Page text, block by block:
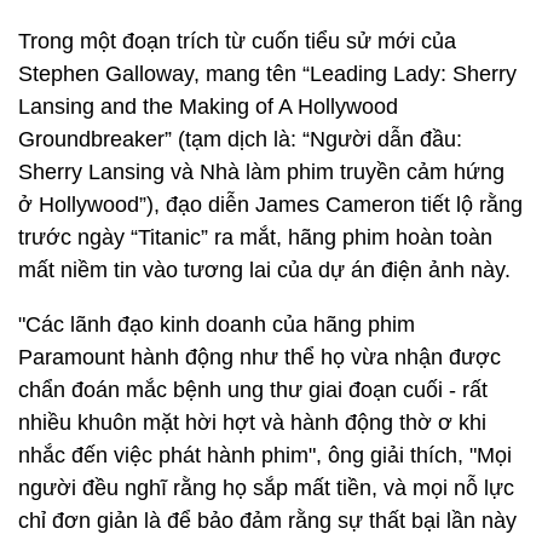
Trong một đoạn trích từ cuốn tiểu sử mới của
Stephen Galloway, mang tên “Leading Lady: Sherry
Lansing and the Making of A Hollywood
Groundbreaker” (tạm dịch là: “Người dẫn đầu:
Sherry Lansing và Nhà làm phim truyền cảm hứng
ở Hollywood”), đạo diễn James Cameron tiết lộ rằng
trước ngày “Titanic” ra mắt, hãng phim hoàn toàn
mất niềm tin vào tương lai của dự án điện ảnh này.
"Các lãnh đạo kinh doanh của hãng phim
Paramount hành động như thể họ vừa nhận được
chẩn đoán mắc bệnh ung thư giai đoạn cuối - rất
nhiều khuôn mặt hời hợt và hành động thờ ơ khi
nhắc đến việc phát hành phim", ông giải thích, "Mọi
người đều nghĩ rằng họ sắp mất tiền, và mọi nỗ lực
chỉ đơn giản là để bảo đảm rằng sự thất bại lần này